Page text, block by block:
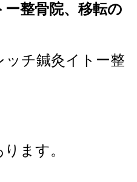
整骨院、移転の
チ鍼灸イトー整
ます。